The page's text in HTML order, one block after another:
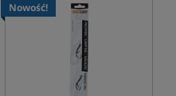
Nowość!